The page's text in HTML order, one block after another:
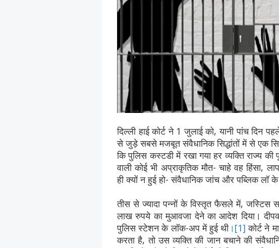
दिल्ली हाई कोर्ट ने 1 जुलाई को, यानी पांच दिन
से जुड़े सबसे मजबूत संवैधानिक सिद्धांतों में से एक
कि पुलिस कस्टडी में रखा गया हर व्यक्ति राज्य की
वाली कोई भी अप्राकृतिक मौत- चाहे वह हिंसा,
ही क्यों न हुई हो- संवैधानिक जांच और पब्लिक लॉ
तीस से ज्यादा पन्नों के विस्तृत फैसले में, जस्टिस
लाख रुपये का मुआवजा देने का आदेश दिया।
पुलिस स्टेशन के लॉक-अप में हुई थी।[1]कोर्ट ने
करता है, तो उस व्यक्ति की जान बचाने की